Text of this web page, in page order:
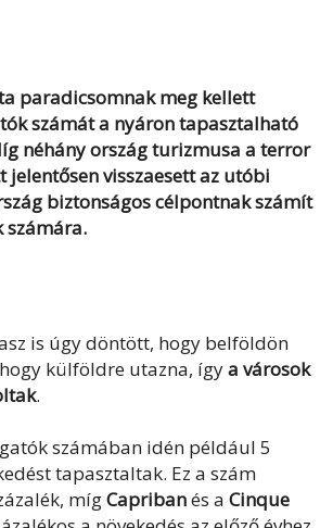
paradicsomnak meg kellett
számát a nyáron tapasztalható
néhány ország turizmusa a terror
visszaesett az utóbi
biztonságos célpontnak számít
is úgy döntött, hogy belföldön
külföldre utazna, ígya városok
.
számában idén például 5
tapasztaltak. Ez a szám
mígCapribanés a Cinque